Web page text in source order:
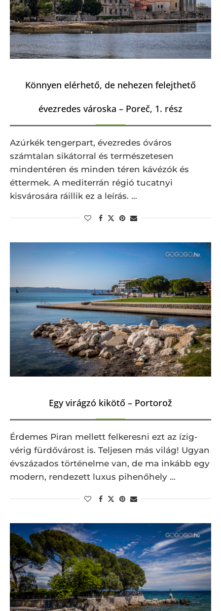
Könnyen elérhető, de nehezen felejthető
évezredes városka – Poreč, 1. rész
Azúrkék tengerpart, évezredes óváros
számtalan sikátorral és természetesen
mindentéren és minden téren kávézók és
éttermek. A mediterrán régió tucatnyi
kisvárosára ráillik ez a leírás. …
Egy virágzó kikötő – Portorož
Érdemes Piran mellett felkeresni ezt az ízig-
vérig fürdővárost is. Teljesen más világ! Ugyan
évszázados történelme van, de ma inkább egy
modern, rendezett luxus pihenőhely …